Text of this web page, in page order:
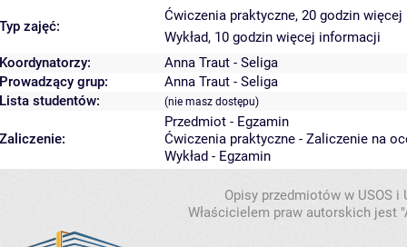
Typ zajęć:
Ćwiczenia praktyczne, 20 godzin więcej
Wykład, 10 godzin więcej informacji
Koordynatorzy:
Anna Traut - Seliga
Prowadzący grup:
Anna Traut - Seliga
Lista studentów:
(nie masz dostępu)
Zaliczenie:
Przedmiot - Egzamin
Ćwiczenia praktyczne - Zaliczenie na
Wykład - Egzamin
Opisy przedmiotów w USOS
Właścicielem praw autorskich jest